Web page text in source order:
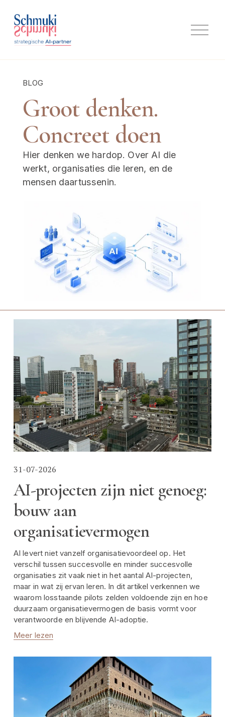
M
e
Groot denken.
Concreet doen
BLOG
Hier denken we hardop. Over AI die
werkt, organisaties die leren, en de
mensen daartussenin.
31-07-2026
AI-projecten zijn niet genoeg:
bouw aan
organisatievermogen
AI levert niet vanzelf organisatievoordeel op. Het
verschil tussen succesvolle en minder succesvolle
organisaties zit vaak niet in het aantal AI-projecten,
maar in wat zij ervan leren. In dit artikel verkennen we
waarom losstaande pilots zelden voldoende zijn en hoe
duurzaam organisatievermogen de basis vormt voor
verantwoorde en blijvende AI-adoptie.
Meer lezen